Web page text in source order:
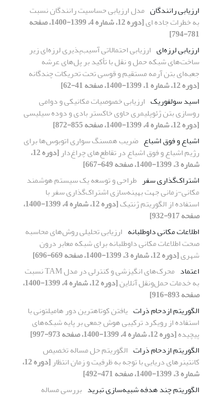
ارزیابی رانندگان مدل ارزیابی حساسیت رانندگان نسبت
به خطرات جاده ای
[دوره 12، شماره 4، 1399-1400، صفحه
781-794]
ارزیابی لرزه‌ای ارزیابی احتمالاتی آسیب‌پذیری لرزه‌ای زیر
ساخت‌های شبکه حمل و نقل با تأکید بر پل‌های عرشه
جعبه‌ای بتن آرمه مستقیم و قوسی تحت تحریکات چندگانه
[دوره 12، شماره 1، 1399-1400، صفحه 41-62]
اسید سولفوریک ارزیابی خصوصیات مکانیکی و دوامی
روسازی بتن ژئوپلیمری حاوی خاکستر بادی و دوده سیلیسی
[دوره 12، شماره 4، 1399-1400، صفحه 855-872]
اشباع و فوق اشباع ضریب همسنگ سواری اتوبوس‌ها برای
رژیم اشباع و فوق اشباع در تقاطع‌های چراغ‌دار
[دوره 12،
شماره 3، 1399-1400، صفحه 649-667]
اشتراک‌گذاری سفر طراحی و توسعه یک سیستم هوشمند
مکانی-زمانی جهت بهینه‌سازی اشتراک‌گذاری سفر با
استفاده از الگوریتم ژنتیک
[دوره 12، شماره 4، 1399-1400،
صفحه 917-932]
اطلاعات مکانی داوطلبانه ارزیابی تحلیلی روش‌های محاسبه
صحت اطلاعات مکانی داوطلبانه برای شبکه معابر درون
شهری[دوره 12، شماره 3، 1399-1400، صفحه 669-696]
اعتماد
محرک‌های انگیزشی و کنترلی در مدل TAM نسبت
به خدمات حمل‌ونقل آنلاین
[دوره 12، شماره 4، 1399-1400،
صفحه 893-916]
الگوریتم ازدحام ذرات یافتن کوتاهترین دور هامیلتونی با
استفاده از رویکرد ترکیبی هوش جمعی بر پایه شبکه‌های
پیچیده[دوره 12، شماره 4، 1399-1400، صفحه 973-997]
الگوریتم ازدحام ذرات الگوریتم حل مساله تخصیص
کانتینرهای دریایی با توجه به ظرفیت و زمان انتظار
[دوره 12،
شماره 3، 1399-1400، صفحه 471-492]
الگوریتم چند هدفه شبیه‌سازی تبرید بررسی مساله